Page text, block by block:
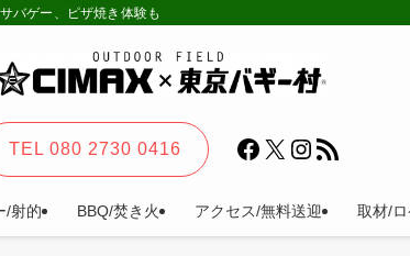
ゲー、ピザ焼き体験も。カーステイ、キャンプ等一日楽しめる!
/射的 BBQ/焚き火 アクセス/無料送迎 取材/ロ
TEL 080 2730 0416 Facebook
X Instagram
RSS フィード